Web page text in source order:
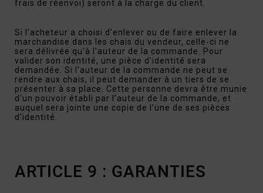
frais de réenvoi) seront à la charge du client.
Si l'acheteur a choisi d'enlever ou de faire enlever la
marchandise dans les chais du vendeur, celle-ci ne
sera délivrée qu'à l'auteur de la commande. Pour
valider son identité, une pièce d’identité sera
demandée. Si l’auteur de la commande ne peut se
rendre aux chais, il peut demander à un tiers de se
présenter à sa place. Cette personne devra être munie
d'un pouvoir établi par l’auteur de la commande, et
auquel sera jointe une copie de l'une de ses pièces
d'identité.
ARTICLE 9 : GARANTIES